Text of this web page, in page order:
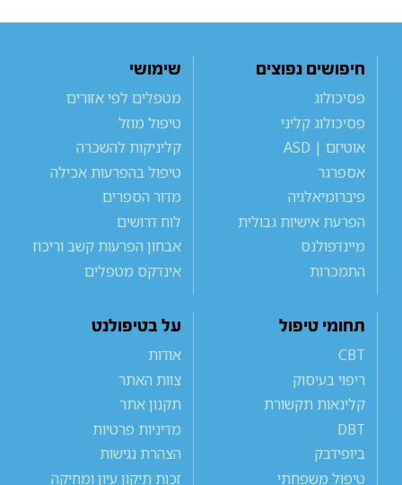
חיפושים נפוצים
פסיכולוג
פסיכולוג קליני
אוטיזם | ASD
אספרגר
פיברומיאלגיה
הפרעת אישיות גבולית
מיינדפולנס
התמכרות
שימושי
מטפלים לפי אזורים
טיפול מוזל
קליניקות להשכרה
טיפול בהפרעות אכילה
מדור הספרים
לוח דרושים
אבחון הפרעות קשב וריכוז
אינדקס מטפלים
תחומי טיפול
CBT
ריפוי בעיסוק
קלינאות תקשורת
DBT
ביופידבק
טיפול משפחתי
על בטיפולנט
אודות
צוות האתר
תקנון אתר
מדיניות פרטיות
הצהרת נגישות
זכות תיקון עיון ומחיקה